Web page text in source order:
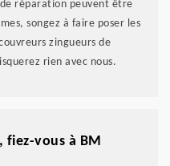
réparation peuvent être
songez à faire poser les
zingueurs de
rien avec nous.
fiez-vous à BM